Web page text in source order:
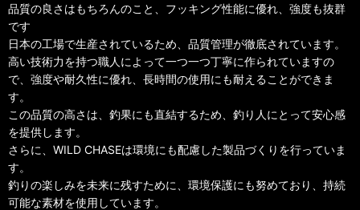
品質の良さはもちろんのこと、フッキング性能に優れ、強度も抜群
です
日本の工場で生産されているため、品質管理が徹底されています。
高い技術力を持つ職人によって一つ一つ丁寧に作られていますの
で、強度や耐久性に優れ、長時間の使用にも耐えることができま
す。
この品質の高さは、釣果にも直結するため、釣り人にとって安心感
を提供します。
さらに、WILD CHASEは環境にも配慮した製品づくりを行っていま
す。
釣りの楽しみを未来に残すために、環境保護にも努めており、持続
可能な素材を使用しています。